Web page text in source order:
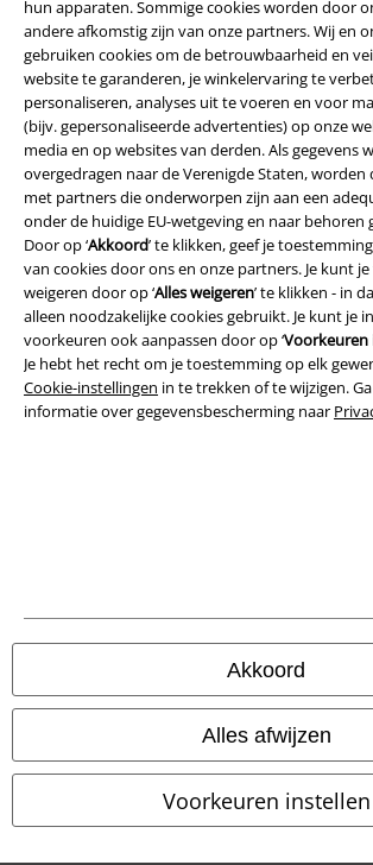
hun apparaten. Sommige cookies worden door
andere afkomstig zijn van onze partners. Wij en
gebruiken cookies om de betrouwbaarheid en
website te garanderen, je winkelervaring te
personaliseren, analyses uit te voeren en voor
(bijv. gepersonaliseerde advertenties) op onze
media en op websites van derden. Als gegevens
overgedragen naar de Verenigde Staten, worden
met partners die onderworpen zijn aan een
onder de huidige EU-wetgeving en naar behoren
Door op ‘Akkoord’ te klikken, geef je
van cookies door ons en onze partners. Je kunt
weigeren door op ‘Alles weigeren’ te klikken - in
alleen noodzakelijke cookies gebruikt. Je kunt je
voorkeuren ook aanpassen door op ‘Voorkeuren
Je hebt het recht om je toestemming op elk
Cookie-instellingen in te trekken of te wijzigen.
informatie over gegevensbescherming naar
Akkoord
Alles afwijzen
Voorkeuren instellen
Download gratis de nieuwe large app en
functies en voordelen!
A Warner Music Group
Beveiliging
Legal